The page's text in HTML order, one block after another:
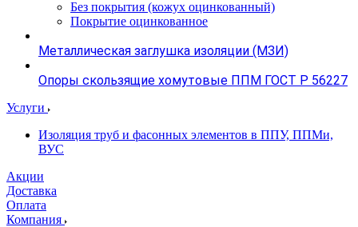
Без покрытия (кожух оцинкованный)
Покрытие оцинкованное
Металлическая заглушка изоляции (МЗИ)
Опоры скользящие хомутовые ППМ ГОСТ Р 56227
Услуги
Изоляция труб и фасонных элементов в ППУ, ППМи,
ВУС
Акции
Доставка
Оплата
Компания